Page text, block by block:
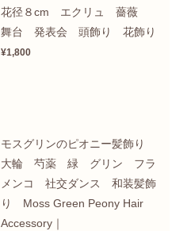
花径８cm エクリュ 薔薇
舞台 発表会 頭飾り 花飾り
¥1,800
モスグリンのピオニー髪飾り
大輪 芍薬 緑 グリン フラ
メンコ 社交ダンス 和装髪飾
り Moss Green Peony Hair
Accessory｜